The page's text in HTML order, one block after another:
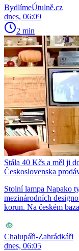
BydlímeÚtulně.cz
dnes, 06:09
2 min
Stála 40 Kčs a měl ji
Československa
Stolní lampa Napako
mezinárodních
korun. Na českém
Chalupáři-Zahrádkáři
dnes, 06:05